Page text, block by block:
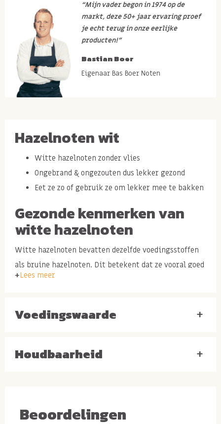
“Mijn vader begon in 1974 op de
markt, deze 50+ jaar ervaring proef
je echt terug in onze eerlijke
producten!”
Bastian Boer
Eigenaar Bas Boer Noten
Hazelnoten wit
Witte hazelnoten zonder vlies
Ongebrand & ongezouten dus lekker gezond
Eet ze zo of gebruik ze om lekker mee te bakken
Gezonde kenmerken van
witte hazelnoten
Witte hazelnoten bevatten dezelfde voedingsstoffen
als bruine hazelnoten. Dit betekent dat ze vooral goed
zijn vanwege:
bevatten,
de hazelnoot bevinden.
Het verschil tussen de twee noten komt naar voren in
Lees meer
Voedingswaarde +
Houdbaarheid +
Beoordelingen